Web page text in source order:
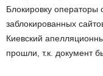
Блокировку
заблокированных
Киевский
прошли, т.к. документ